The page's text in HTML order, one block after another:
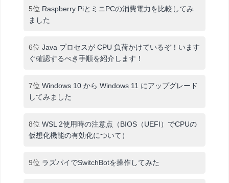
5位 Raspberry PiとミニPCの消費電力を比較してみ
ました
6位 Java プロセスが CPU 負荷かけているぞ！います
ぐ確認するべき手順を紹介します！
7位 Windows 10 から Windows 11 にアップグレード
してみました
8位 WSL 2使用時の注意点（BIOS（UEFI）でCPUの
仮想化機能の有効化について）
9位 ラズパイでSwitchBotを操作してみた